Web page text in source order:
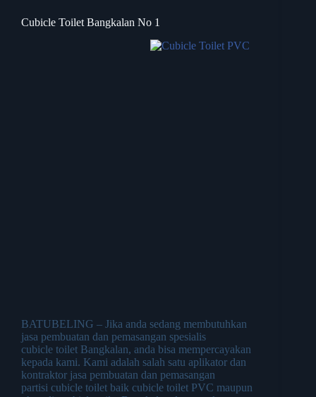
Cubicle Toilet Bangkalan No 1
BATUBELING – Jika anda sedang membutuhkan
jasa pembuatan dan pemasangan spesialis
cubicle toilet Bangkalan, anda bisa mempercayakan
kepada kami. Kami adalah salah satu aplikator dan
kontraktor jasa pembuatan dan pemasangan
partisi cubicle toilet baik cubicle toilet PVC maupun